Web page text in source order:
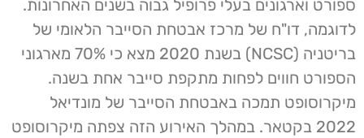
ספורט וארגונים בעלי פרופיל גבוה בשנים האחרונות.
לדוגמה, דו"ח של מרכז אבטחת הסייבר הלאומי של
בריטניה (NCSC) בשנת 2020 מצא כי 70% מארגוני
הספורט חווים לפחות מתקפת סייבר אחת בשנה.
מיקרוסופט תמכה באבטחת הסייבר של מונדיאל
2022 בקטאר. במהלך האירוע הזה צפתה מיקרוסופט